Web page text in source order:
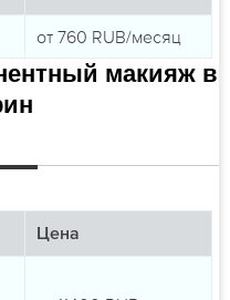
от 760 RUB/месяц
макияж в
Цена